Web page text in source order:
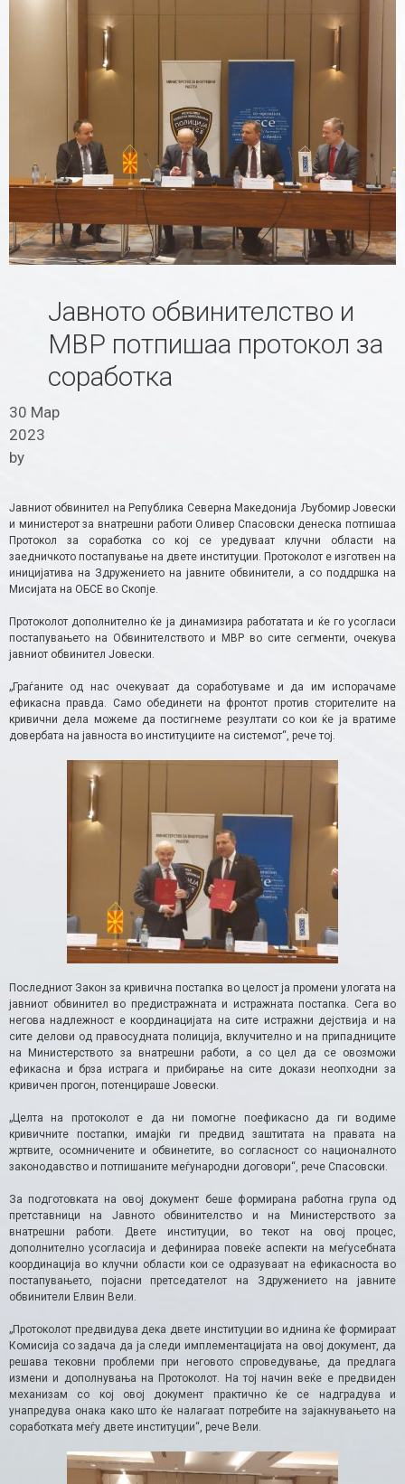
Јавното обвинителство и
МВР потпишаа протокол за
соработка
30 Мар
2023
by
Јавниот обвинител на Република Северна Македонија Љубомир Јовески
и министерот за внатрешни работи Оливер Спасовски денеска потпишаа
Протокол за соработка со кој се уредуваат клучни области на
заедничкото постапување на двете институции. Протоколот е изготвен на
иницијатива на Здружението на јавните обвинители, а со поддршка на
Мисијата на ОБСЕ во Скопје.
Протоколот дополнително ќе ја динамизира работатата и ќе го усогласи
постапувањето на Обвинителството и МВР во сите сегменти, очекува
јавниот обвинител Јовески.
„Граѓаните од нас очекуваат да соработуваме и да им испорачаме
ефикасна правда. Само обединети на фронтот против сторителите на
кривични дела можеме да постигнеме резултати со кои ќе ја вратиме
довербата на јавноста во институциите на системот“, рече тој.
Последниот Закон за кривична постапка во целост ја промени улогата на
јавниот обвинител во предистражната и истражната постапка. Сега во
негова надлежност е координацијата на сите истражни дејствија и на
сите делови од правосудната полиција, вклучително и на припадниците
на Министерството за внатрешни работи, а со цел да се овозможи
ефикасна и брза истрага и прибирање на сите докази неопходни за
кривичен прогон, потенцираше Јовески.
„Целта на протоколот е да ни помогне поефикасно да ги водиме
кривичните постапки, имајќи ги предвид заштитата на правата на
жртвите, осомничените и обвинетите, во согласност со националното
законодавство и потпишаните меѓународни договори“, рече Спасовски.
За подготовката на овој документ беше формирана работна група од
претставници на Јавното обвинителство и на Министерството за
внатрешни работи. Двете институции, во текот на овој процес,
дополнително усогласија и дефинираа повеќе аспекти на меѓусебната
координација во клучни области кои се одразуваат на ефикасноста во
постапувањето, појасни претседателот на Здружението на јавните
обвинители Елвин Вели.
„Протоколот предвидува дека двете институции во иднина ќе формираат
Комисија со задача да ја следи имплементацијата на овој документ, да
решава тековни проблеми при неговото спроведување, да предлага
измени и дополнувања на Протоколот. На тој начин веќе е предвиден
механизам со кој овој документ практично ќе се надградува и
унапредува онака како што ќе налагаат потребите на зајакнувањето на
соработката меѓу двете институции“, рече Вели.